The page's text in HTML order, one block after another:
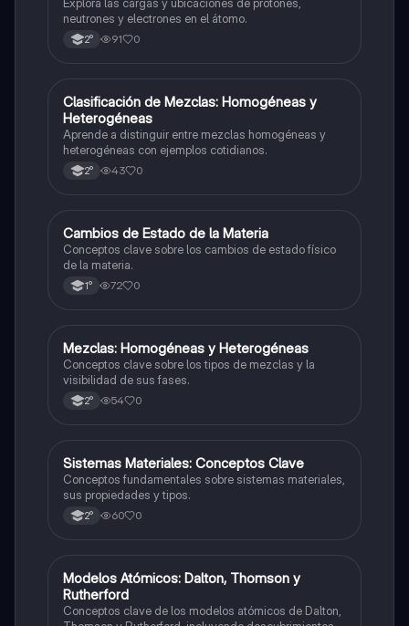
Explora las cargas y ubicaciones de protones,
neutrones y electrones en el átomo.
2° 91 0
CQuímica
Clasificación de Mezclas: Homogéneas y
Heterogéneas
Aprende a distinguir entre mezclas homogéneas y
heterogéneas con ejemplos cotidianos.
2° 43 0
CQuímica
Cambios de Estado de la Materia
Conceptos clave sobre los cambios de estado físico
de la materia.
1° 72 0
MQuímica
Mezclas: Homogéneas y Heterogéneas
Conceptos clave sobre los tipos de mezclas y la
visibilidad de sus fases.
2° 54 0
SQuímica
Sistemas Materiales: Conceptos Clave
Conceptos fundamentales sobre sistemas materiales,
sus propiedades y tipos.
2° 60 0
MQuímica
Modelos Atómicos: Dalton, Thomson y
Rutherford
Conceptos clave de los modelos atómicos de Dalton,